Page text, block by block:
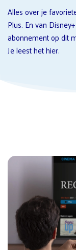
Alles over je
Plus. En van
abonnement op dit
Je leest het hier.